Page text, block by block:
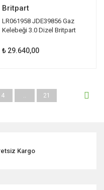
Britpart
LR061958 JDE39856 Gaz
Kelebeği 3.0 Dizel Britpart
₺ 29.640,00
4 .. 21
Kargo